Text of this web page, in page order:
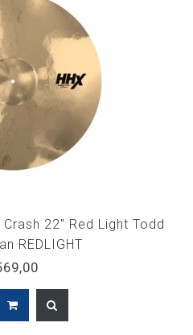
22" Red Light Todd
REDLIGHT